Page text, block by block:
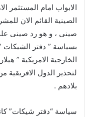
الابواب امام المستثمر
الصينية القائم الان
صينى ، و هو رد صينى
بسياسة ” دفتر الشيكات
الخارجية الامريكية ”
لتحذير الدول الافريقية
بلادهم .
سياسة “دفتر شيكات”